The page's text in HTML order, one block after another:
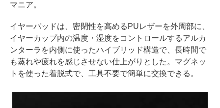
マニア。
イヤーパッドは、密閉性を高めるPUレザーを外周部に、
イヤーカップ内の温度・湿度をコントロールするアルカ
ンターラを内側に使ったハイブリッド構造で、長時間で
も蒸れや疲れを感じさせない仕上がりとした。マグネッ
トを使った着脱式で、工具不要で簡単に交換できる。